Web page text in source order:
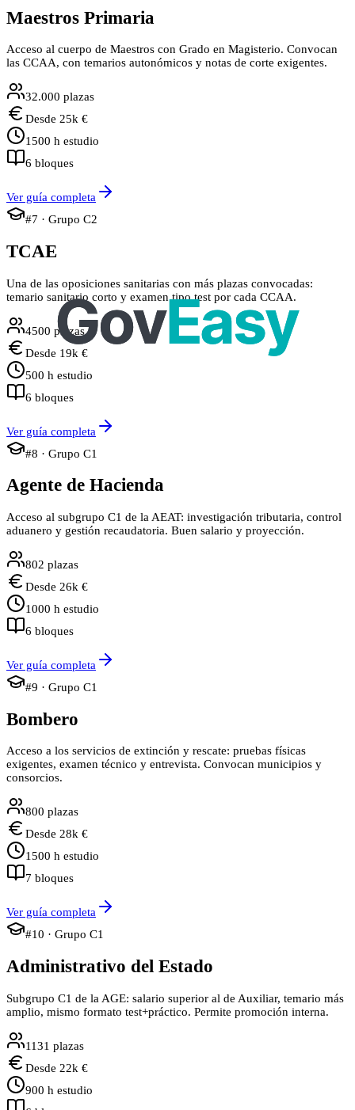
Maestros Primaria
Acceso al cuerpo de Maestros con Grado en Magisterio. Convocan
las CCAA, con temarios autonómicos y notas de corte exigentes.
32.000 plazas
Desde 25k €
1500 h estudio
6 bloques
Ver guía completa
#7 · Grupo C2
TCAE
Una de las oposiciones sanitarias con más plazas convocadas:
temario sanitario corto y examen tipo test por cada CCAA.
4500 plazas
Desde 19k €
500 h estudio
6 bloques
Ver guía completa
#8 · Grupo C1
Agente de Hacienda
Acceso al subgrupo C1 de la AEAT: investigación tributaria, control
aduanero y gestión recaudatoria. Buen salario y proyección.
802 plazas
Desde 26k €
1000 h estudio
6 bloques
Ver guía completa
#9 · Grupo C1
Bombero
Acceso a los servicios de extinción y rescate: pruebas físicas
exigentes, examen técnico y entrevista. Convocan municipios y
consorcios.
800 plazas
Desde 28k €
1500 h estudio
7 bloques
Ver guía completa
#10 · Grupo C1
Administrativo del Estado
Subgrupo C1 de la AGE: salario superior al de Auxiliar, temario más
amplio, mismo formato test+práctico. Permite promoción interna.
1131 plazas
Desde 22k €
900 h estudio